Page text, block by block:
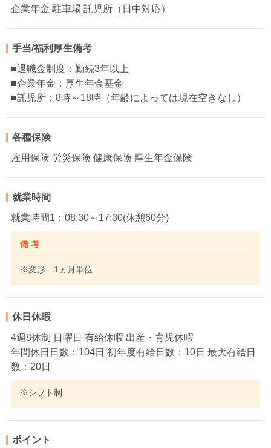
企業年金 駐車場 託児所（日中対応）
手当/福利厚生備考
■退職金制度：勤続3年以上
■企業年金：厚生年金基金
■託児所：8時～18時（年齢によっては現在空きなし）
各種保険
雇用保険 労災保険 健康保険 厚生年金保険
就業時間
就業時間1：08:30～17:30(休憩60分)
備 考
※変形 1ヵ月単位
休日休暇
4週8休制 日曜日 有給休暇 出産・育児休暇
年間休日日数：104日 初年度有給日数：10日 最大有給日
数：20日
※シフト制
ポイント